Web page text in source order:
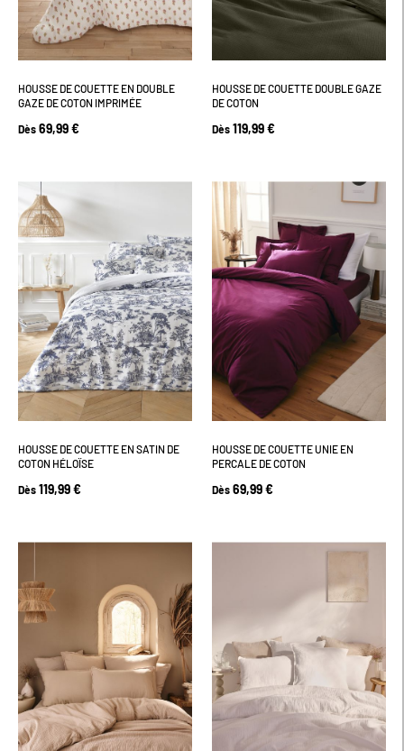
HOUSSE DE COUETTE EN DOUBLE
GAZE DE COTON IMPRIMÉE
Dès 69,99 €
HOUSSE DE COUETTE DOUBLE GAZE
DE COTON
Dès 119,99 €
HOUSSE DE COUETTE EN SATIN DE
COTON HÉLOÏSE
Dès 119,99 €
HOUSSE DE COUETTE UNIE EN
PERCALE DE COTON
Dès 69,99 €